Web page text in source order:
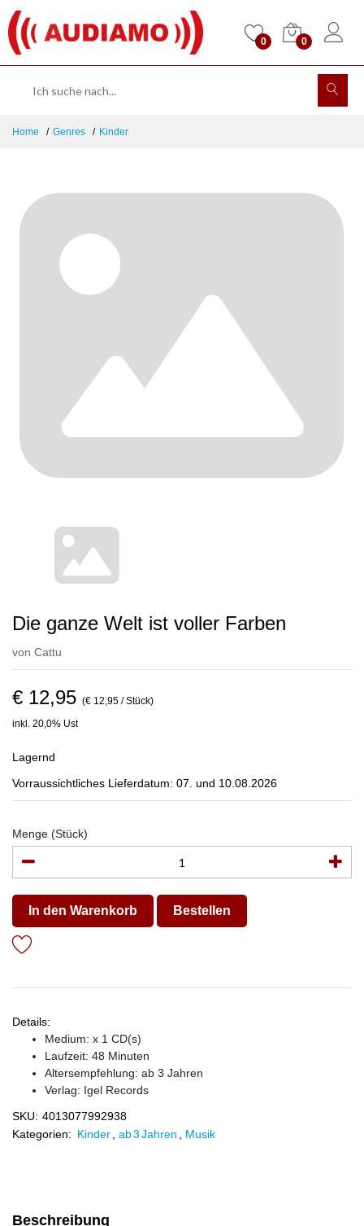
0 0
Home Genres Kinder
Die ganze Welt ist voller Farben
von Cattu
€ 12,95 (€ 12,95 / Stück)
inkl. 20,0% Ust
Lagernd
Vorraussichtliches Lieferdatum: 07. und 10.08.2026
Menge (Stück)
In den Warenkorb Bestellen
Details:
Medium: x 1 CD(s)
Laufzeit: 48 Minuten
Altersempfehlung: ab 3 Jahren
Verlag: Igel Records
SKU: 4013077992938
Kategorien: Kinder ab 3 Jahren Musik
Beschreibung